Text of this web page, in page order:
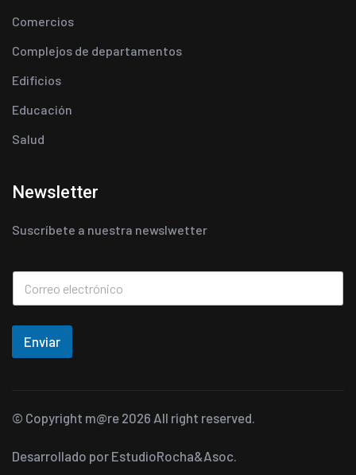
Comercios
Complejos de departamentos
Edificios
Educación
Salud
Newsletter
Suscríbete a nuestra newslwetter
Enviar
© Copyright m@re 2026 All right reserved.
Desarrollado por EstudioRocha&Asoc.